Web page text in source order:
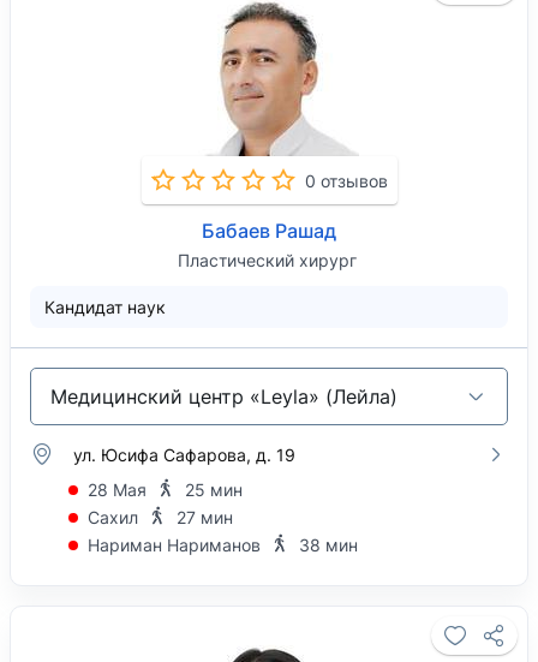
0 отзывов
Бабаев Рашад
Пластический хирург
Кандидат наук
Медицинский центр «Leyla» (Лейла)
ул. Юсифа Сафарова, д. 19
28 Мая
25 мин
Сахил
27 мин
Нариман Нариманов
38 мин